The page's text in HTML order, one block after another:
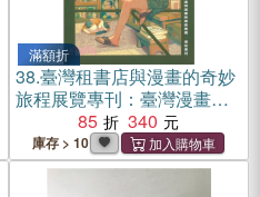
滿額折
38.臺灣租書店與漫畫的奇妙
旅程展覽專刊：臺灣漫畫史
不思議的旅行
85 340
庫存 > 10